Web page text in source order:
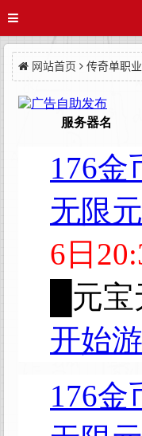
网站首页 传奇单职业